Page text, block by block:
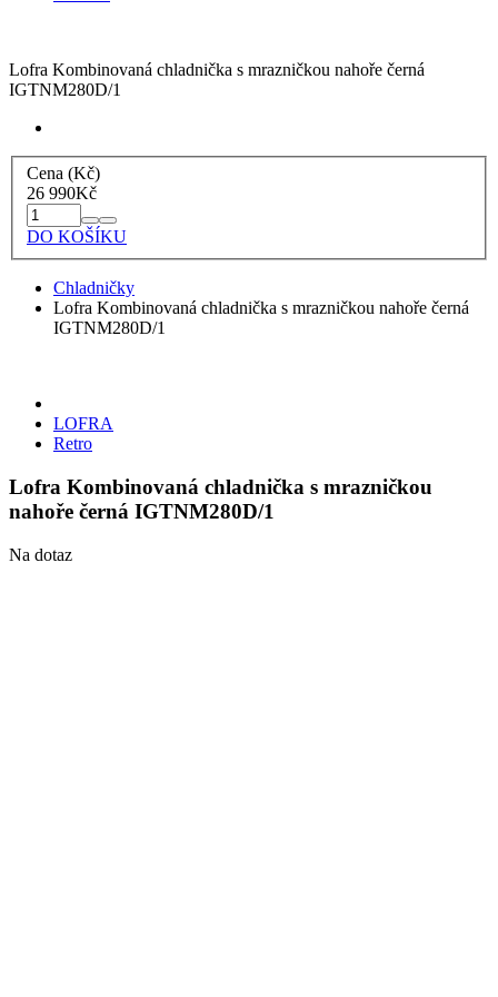
Lofra Kombinovaná chladnička s mrazničkou nahoře černá
IGTNM280D/1
Cena (Kč)
26 990Kč
DO KOŠÍKU
Chladničky
Lofra Kombinovaná chladnička s mrazničkou nahoře černá
IGTNM280D/1
LOFRA
Retro
Lofra Kombinovaná chladnička s mrazničkou
nahoře černá IGTNM280D/1
Na dotaz